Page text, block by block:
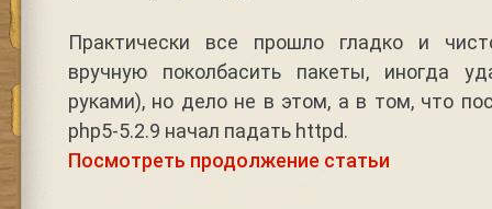
Практически все прошло гладко и
вручную поколбасить пакеты, иногда
руками), но дело не в этом, а в том, что
php5-5.2.9 начал падать httpd.
Посмотреть продолжение статьи